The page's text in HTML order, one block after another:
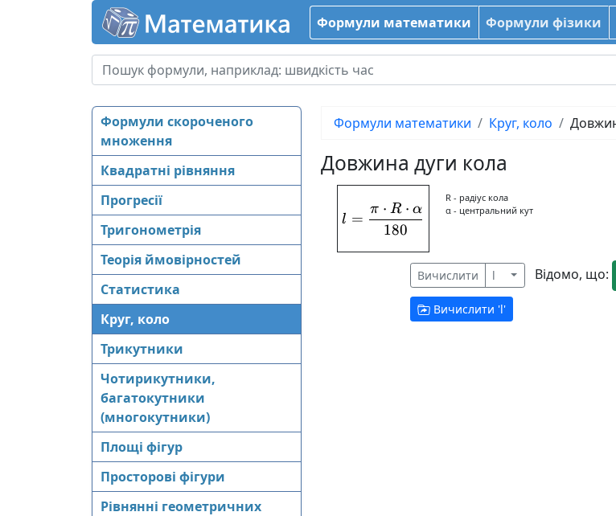
Формули математики Формули фізики
Формули скороченого
множення
Квадратні рівняння
Прогресії
Тригонометрія
Теорія ймовірностей
Статистика
Круг, коло
Трикутники
Чотирикутники,
багатокутники
(многокутники)
Площі фігур
Просторові фігури
Рівнянні геометричних
Формули математики Круг, коло
Довжина дуги кола
l = \frac{\pi\cdot R\cdot
l =
180
π ⋅ R ⋅ α
R - радіус кола
α - центральний кут
Вичислити l Відомо, що:
Вичислити 'l'